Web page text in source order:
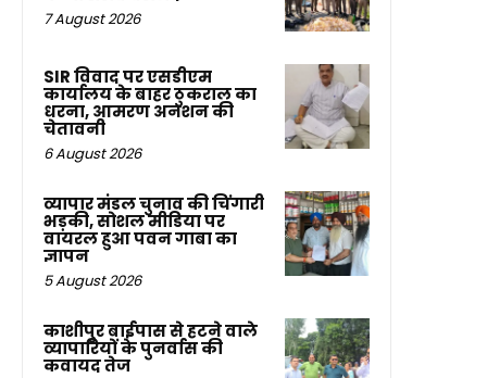
7 August 2026
SIR विवाद पर एसडीएम
कार्यालय के बाहर ठुकराल का
धरना, आमरण अनशन की
चेतावनी
6 August 2026
व्यापार मंडल चुनाव की चिंगारी
भड़की, सोशल मीडिया पर
वायरल हुआ पवन गाबा का
ज्ञापन
5 August 2026
काशीपुर बाईपास से हटने वाले
व्यापारियों के पुनर्वास की
कवायद तेज